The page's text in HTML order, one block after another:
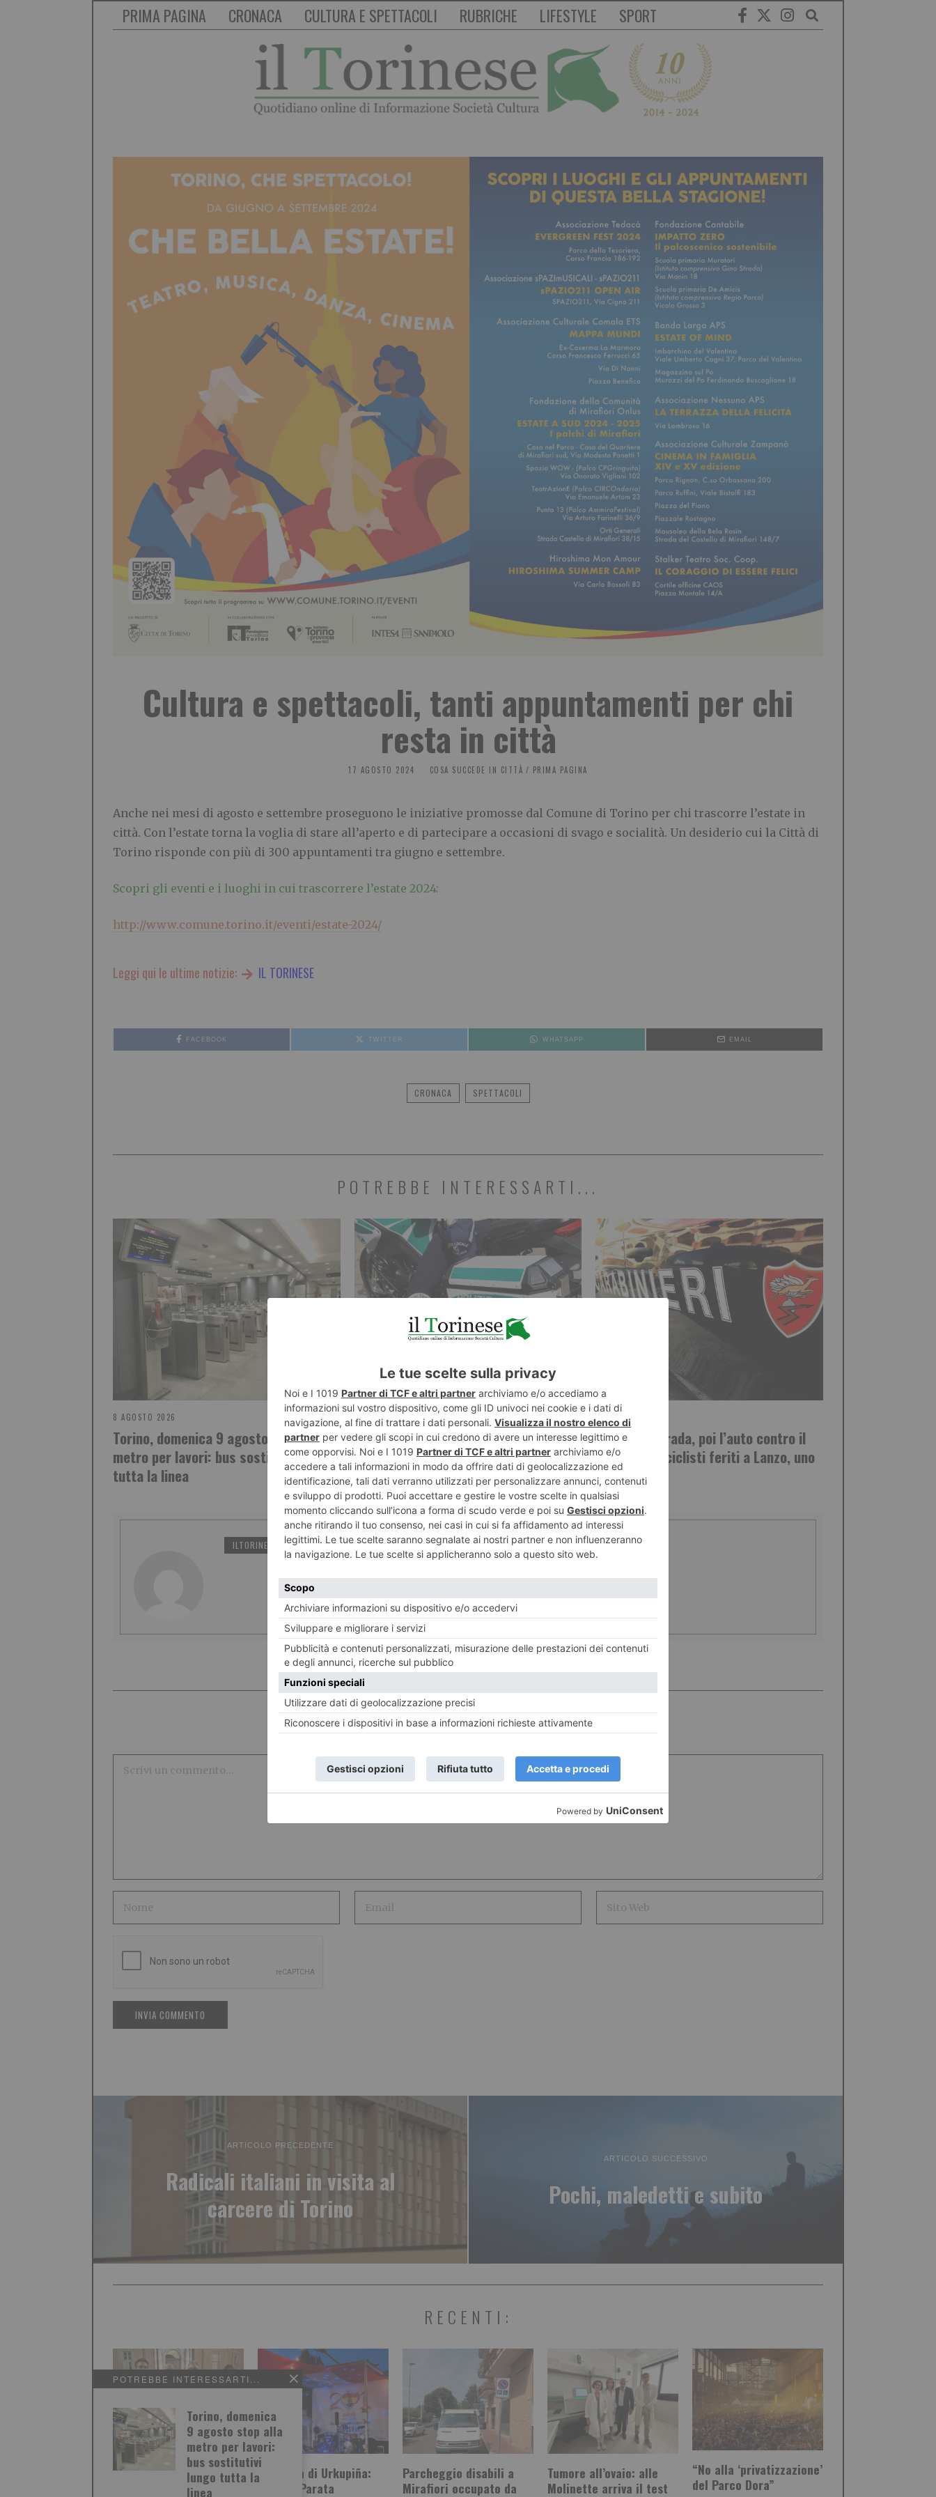
PRIMA PAGINA CRONACA CULTURA E SPETTACOLI RUBRICHE LIFESTYLE SPORT
Cultura e spettacoli, tanti appuntamenti per chi
resta in città
17 AGOSTO 2024 COSA SUCCEDE IN CITTÀ / PRIMA PAGINA
Anche nei mesi di agosto e settembre proseguono le iniziative promosse dal Comune di Torino per chi trascorre l’estate in
città. Con l’estate torna la voglia di stare all’aperto e di partecipare a occasioni di svago e socialità. Un desiderio cui la Città di
Torino risponde con più di 300 appuntamenti tra giugno e settembre.
Scopri gli eventi e i luoghi in cui trascorrere l’estate 2024:
http://www.comune.torino.it/eventi/estate-2024/
Leggi qui le ultime notizie: IL TORINESE
FACEBOOK TWITTER WHATSAPP EMAIL
CRONACA SPETTACOLI
POTREBBE INTERESSARTI...
8 AGOSTO 2026
Torino, domenica 9 agosto stop alla
metro per lavori: bus sostitutivi lungo
tutta la linea
8 AGOSTO 2026
Sedici giorni senza riposo
settimanale: multato autista di bus
turistico
8 AGOSTO 2026
Lite sulla strada, poi l’auto contro il
gruppo: sei ciclisti feriti a Lanzo, uno
grave
ILTORINESE POST RECENTI
LASCIA UN COMMENTO
POTREBBE INTERESSARTI...
Torino, domenica
9 agosto stop alla
metro per lavori:
bus sostitutivi
lungo tutta la
linea
ARTICOLO PRECEDENTE
Radicali italiani in visita al
carcere di Torino
ARTICOLO SUCCESSIVO
Pochi, maledetti e subito
RECENTI:
A Torino il ricordo della
tragedia di Hiroshima e
Madonna di Urkupiña:
Feste e Parata
Parcheggio disabili a
Mirafiori occupato da
Tumore all’ovaio: alle
Molinette arriva il test
“No alla ‘privatizzazione’
del Parco Dora”